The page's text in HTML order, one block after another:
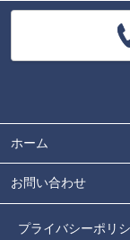
ホーム
お問い合わせ
プライバシーポリ